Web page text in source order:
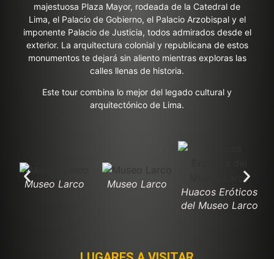
majestuosa Plaza Mayor, rodeada de la Catedral de
Lima, el Palacio de Gobierno, el Palacio Arzobispal y el
imponente Palacio de Justicia, todos admirados desde el
exterior. La arquitectura colonial y republicana de estos
monumentos te dejará sin aliento mientras exploras las
calles llenas de historia.
Este tour combina lo mejor del legado cultural y
arquitectónico de Lima.
Museo Larco Museo Larco
Huacos Eróticos
del Museo Larco